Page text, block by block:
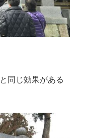
同じ効果がある